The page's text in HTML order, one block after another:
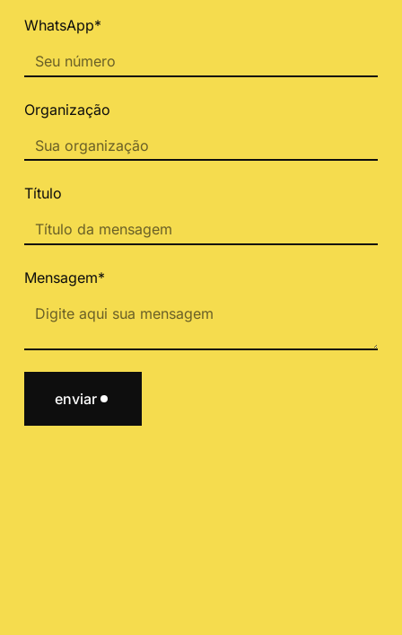
WhatsApp*
Organização
Título
Mensagem*
enviar